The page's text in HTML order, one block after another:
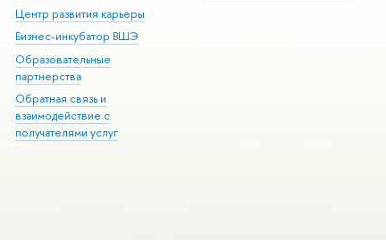
Центр развития карьеры
Бизнес-инкубатор ВШЭ
Образовательные
партнерства
Обратная связь и
взаимодействие с
получателями услуг